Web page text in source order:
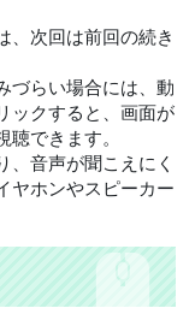
、次回は前回の続き
づらい場合には、動
ックすると、画面が
できます。
、音声が聞こえにく
ヤホンやスピーカー